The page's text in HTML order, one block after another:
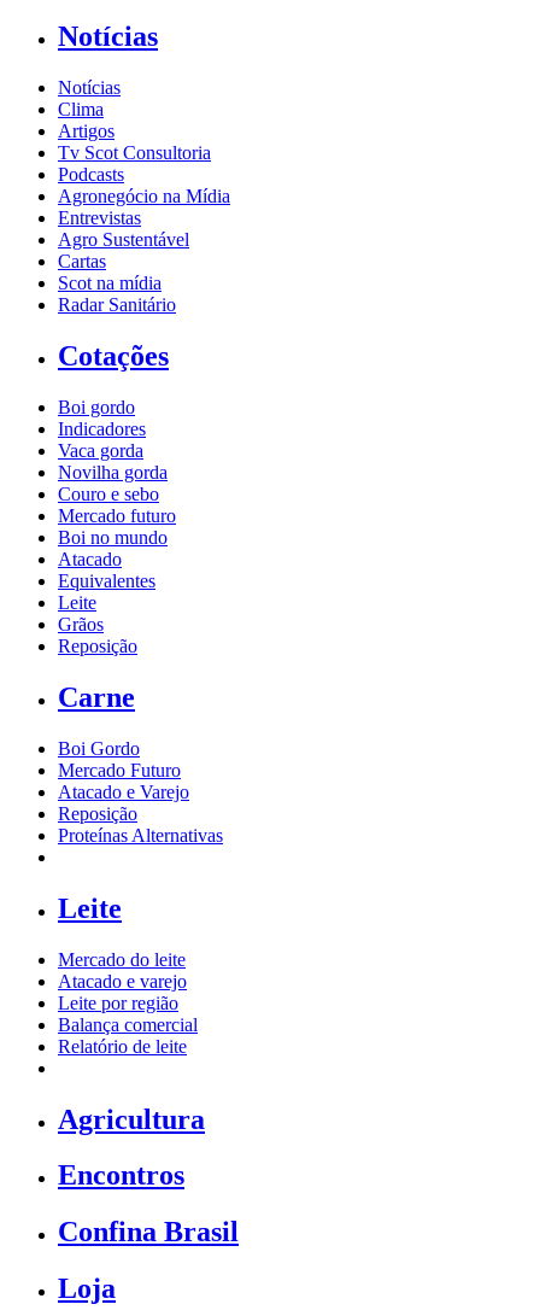
Notícias
Notícias
Clima
Artigos
Tv Scot Consultoria
Podcasts
Agronegócio na Mídia
Entrevistas
Agro Sustentável
Cartas
Scot na mídia
Radar Sanitário
Cotações
Boi gordo
Indicadores
Vaca gorda
Novilha gorda
Couro e sebo
Mercado futuro
Boi no mundo
Atacado
Equivalentes
Leite
Grãos
Reposição
Carne
Boi Gordo
Mercado Futuro
Atacado e Varejo
Reposição
Proteínas Alternativas
Leite
Mercado do leite
Atacado e varejo
Leite por região
Balança comercial
Relatório de leite
Agricultura
Encontros
Confina Brasil
Loja